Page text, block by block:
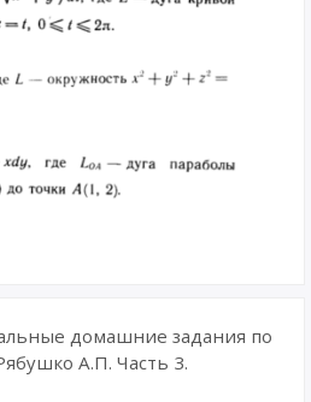
домашние задания по
А.П. Часть 3.